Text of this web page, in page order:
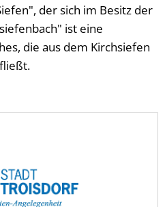
der sich im Besitz der
ist eine
die aus dem Kirchsiefen